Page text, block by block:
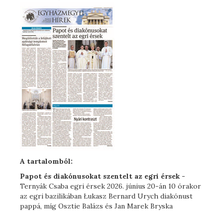
A tartalomból:
Papot és diakónusokat szentelt az egri érsek -
Ternyák Csaba egri érsek 2026. június 20-án 10 órakor
az egri bazilikában Łukasz Bernard Urych diakónust
pappá, míg Osztie Balázs és Jan Marek Bryska